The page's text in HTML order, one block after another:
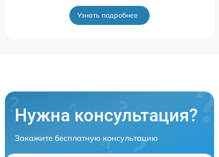
Узнать подробнее
Нужна консультация?
Закажите бесплатную консультацию